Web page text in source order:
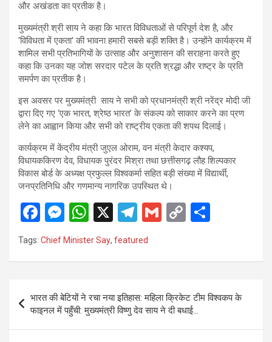
और अखंडता का प्रतीक है।
मुख्यमंत्री श्री साय ने कहा कि भारत विविधताओं से परिपूर्ण देश है, और
'विविधता में एकता' की भावना हमारी सबसे बड़ी शक्ति है। उन्होंने कार्यक्रम में
शामिल सभी प्रतिभागियों के उत्साह और अनुशासन की सराहना करते हुए
कहा कि उनका यह जोश सरदार पटेल के प्रति श्रद्धा और राष्ट्र के प्रति
समर्पण का प्रतीक है।
इस अवसर पर मुख्यमंत्री साय ने सभी को प्रधानमंत्री श्री नरेंद्र मोदी जी
द्वारा दिए गए ‘एक भारत, श्रेष्ठ भारत’ के संकल्प को साकार करने का प्रण
लेने का आह्वान किया और सभी को राष्ट्रीय एकता की शपथ दिलाई।
कार्यक्रम में केंद्रीय मंत्री जुएल ओराम, वन मंत्री केदार कश्यप,
विधायककिरण देव, विधायक पुरंदर मिश्रा तथा छत्तीसगढ़ लौह शिल्पकार
विकास बोर्ड के अध्यक्ष प्रफुल्ल विश्वकर्मा सहित बड़ी संख्या में विद्यार्थी,
जनप्रतिनिधि और गणमान्य नागरिक उपस्थित थे।
F
a
o
o
k
M
es
g
er
W
h
A
p
p
X
T
el
a
m
G
C
n
k
Tags: Chief Minister Say, featured
navigation
भारत की बेटियों ने रचा नया इतिहास: महिला क्रिकेट टीम विश्वकप के
फाइनल में पहुँची: मुख्यमंत्री विष्णु देव साय ने दी बधाई…